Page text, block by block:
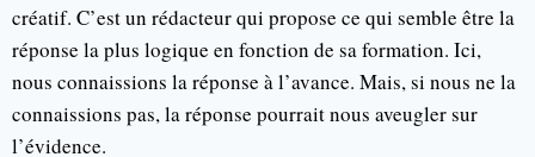
créatif. C’est un rédacteur qui propose ce qui semble être la
réponse la plus logique en fonction de sa formation. Ici,
nous connaissions la réponse à l’avance. Mais, si nous ne la
connaissions pas, la réponse pourrait nous aveugler sur
l’évidence.